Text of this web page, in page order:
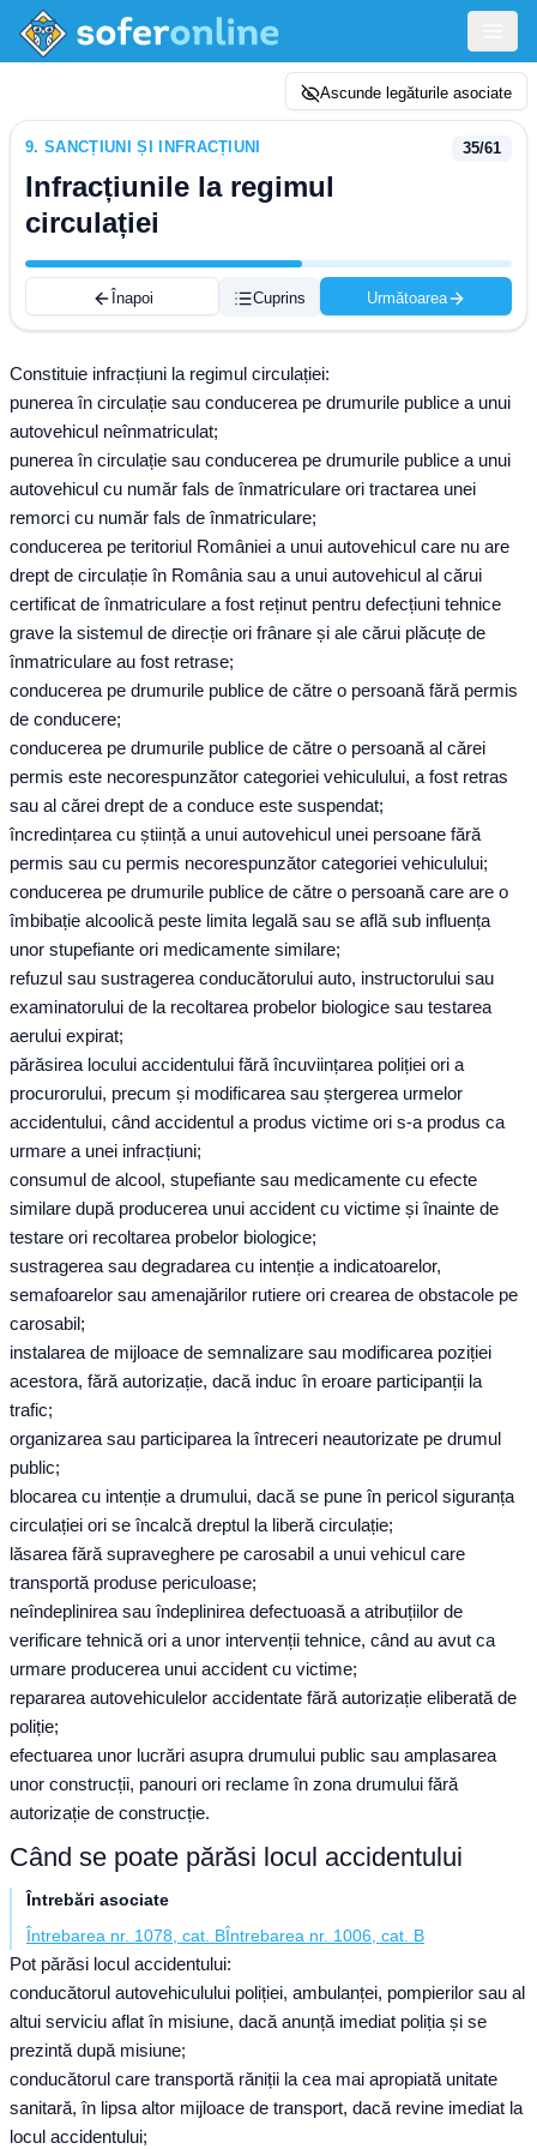
Ascunde legăturile asociate
9. SANCȚIUNI ȘI INFRACȚIUNI
Infracțiunile la regimul
circulației
35/61
Înapoi Cuprins Următoarea
Constituie infracțiuni la regimul circulației:
punerea în circulație sau conducerea pe drumurile publice a unui
autovehicul neînmatriculat;
punerea în circulație sau conducerea pe drumurile publice a unui
autovehicul cu număr fals de înmatriculare ori tractarea unei
remorci cu număr fals de înmatriculare;
conducerea pe teritoriul României a unui autovehicul care nu are
drept de circulație în România sau a unui autovehicul al cărui
certificat de înmatriculare a fost reținut pentru defecțiuni tehnice
grave la sistemul de direcție ori frânare și ale cărui plăcuțe de
înmatriculare au fost retrase;
conducerea pe drumurile publice de către o persoană fără permis
de conducere;
conducerea pe drumurile publice de către o persoană al cărei
permis este necorespunzător categoriei vehiculului, a fost retras
sau al cărei drept de a conduce este suspendat;
încredințarea cu știință a unui autovehicul unei persoane fără
permis sau cu permis necorespunzător categoriei vehiculului;
conducerea pe drumurile publice de către o persoană care are o
îmbibație alcoolică peste limita legală sau se află sub influența
unor stupefiante ori medicamente similare;
refuzul sau sustragerea conducătorului auto, instructorului sau
examinatorului de la recoltarea probelor biologice sau testarea
aerului expirat;
părăsirea locului accidentului fără încuviințarea poliției ori a
procurorului, precum și modificarea sau ștergerea urmelor
accidentului, când accidentul a produs victime ori s-a produs ca
urmare a unei infracțiuni;
consumul de alcool, stupefiante sau medicamente cu efecte
similare după producerea unui accident cu victime și înainte de
testare ori recoltarea probelor biologice;
sustragerea sau degradarea cu intenție a indicatoarelor,
semafoarelor sau amenajărilor rutiere ori crearea de obstacole pe
carosabil;
instalarea de mijloace de semnalizare sau modificarea poziției
acestora, fără autorizație, dacă induc în eroare participanții la
trafic;
organizarea sau participarea la întreceri neautorizate pe drumul
public;
blocarea cu intenție a drumului, dacă se pune în pericol siguranța
circulației ori se încalcă dreptul la liberă circulație;
lăsarea fără supraveghere pe carosabil a unui vehicul care
transportă produse periculoase;
neîndeplinirea sau îndeplinirea defectuoasă a atribuțiilor de
verificare tehnică ori a unor intervenții tehnice, când au avut ca
urmare producerea unui accident cu victime;
repararea autovehiculelor accidentate fără autorizație eliberată de
poliție;
efectuarea unor lucrări asupra drumului public sau amplasarea
unor construcții, panouri ori reclame în zona drumului fără
autorizație de construcție.
Când se poate părăsi locul accidentului
Întrebări asociate
Întrebarea nr. 1078, cat. BÎntrebarea nr. 1006, cat. B
Pot părăsi locul accidentului:
conducătorul autovehiculului poliției, ambulanței, pompierilor sau al
altui serviciu aflat în misiune, dacă anunță imediat poliția și se
prezintă după misiune;
conducătorul care transportă răniții la cea mai apropiată unitate
sanitară, în lipsa altor mijloace de transport, dacă revine imediat la
locul accidentului;